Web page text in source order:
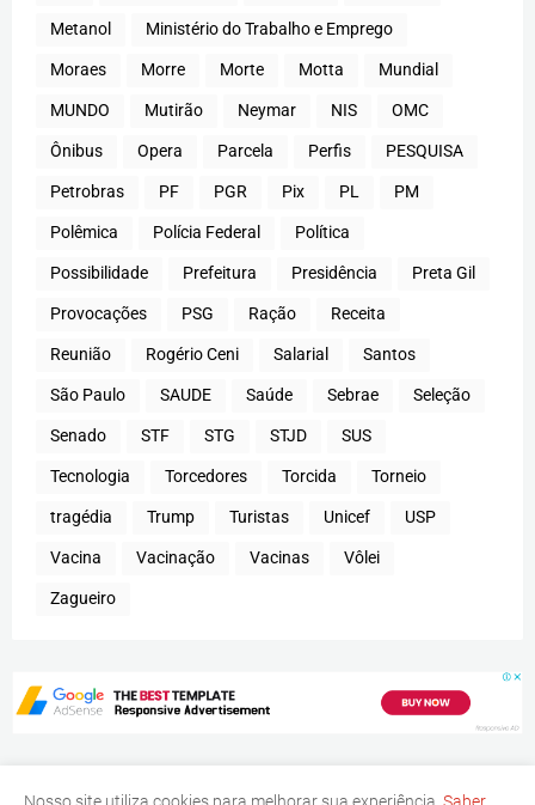
Metanol Ministério do Trabalho e Emprego
Moraes Morre Morte Motta Mundial
MUNDO Mutirão Neymar NIS OMC
Ônibus Opera Parcela Perfis PESQUISA
Petrobras PF PGR Pix PL PM
Polêmica Polícia Federal Política
Possibilidade Prefeitura Presidência Preta Gil
Provocações PSG Ração Receita
Reunião Rogério Ceni Salarial Santos
São Paulo SAUDE Saúde Sebrae Seleção
Senado STF STG STJD SUS
Tecnologia Torcedores Torcida Torneio
tragédia Trump Turistas Unicef USP
Vacina Vacinação Vacinas Vôlei
Zagueiro